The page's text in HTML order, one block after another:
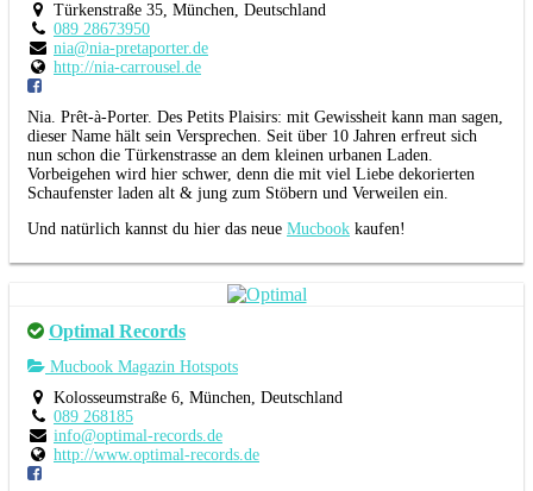
Türkenstraße 35, München, Deutschland
089 28673950
nia@nia-pretaporter.de
http://nia-carrousel.de
Nia. Prêt-à-Porter. Des Petits Plaisirs: mit Gewissheit kann man sagen,
dieser Name hält sein Versprechen. Seit über 10 Jahren erfreut sich
nun schon die Türkenstrasse an dem kleinen urbanen Laden.
Vorbeigehen wird hier schwer, denn die mit viel Liebe dekorierten
Schaufenster laden alt & jung zum Stöbern und Verweilen ein.
Und natürlich kannst du hier das neue Mucbook kaufen!
Optimal Records
Mucbook Magazin Hotspots
Kolosseumstraße 6, München, Deutschland
089 268185
info@optimal-records.de
http://www.optimal-records.de